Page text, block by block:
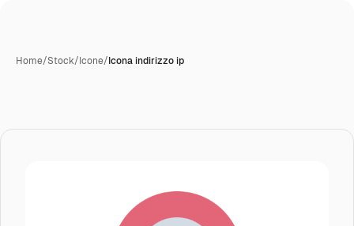
Home/Stock/Icone/Icona indirizzo ip